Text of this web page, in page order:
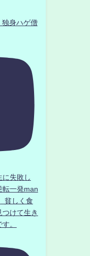
身ハゲ僧
に失敗し
転一発man
貧しく食
けて生き
。